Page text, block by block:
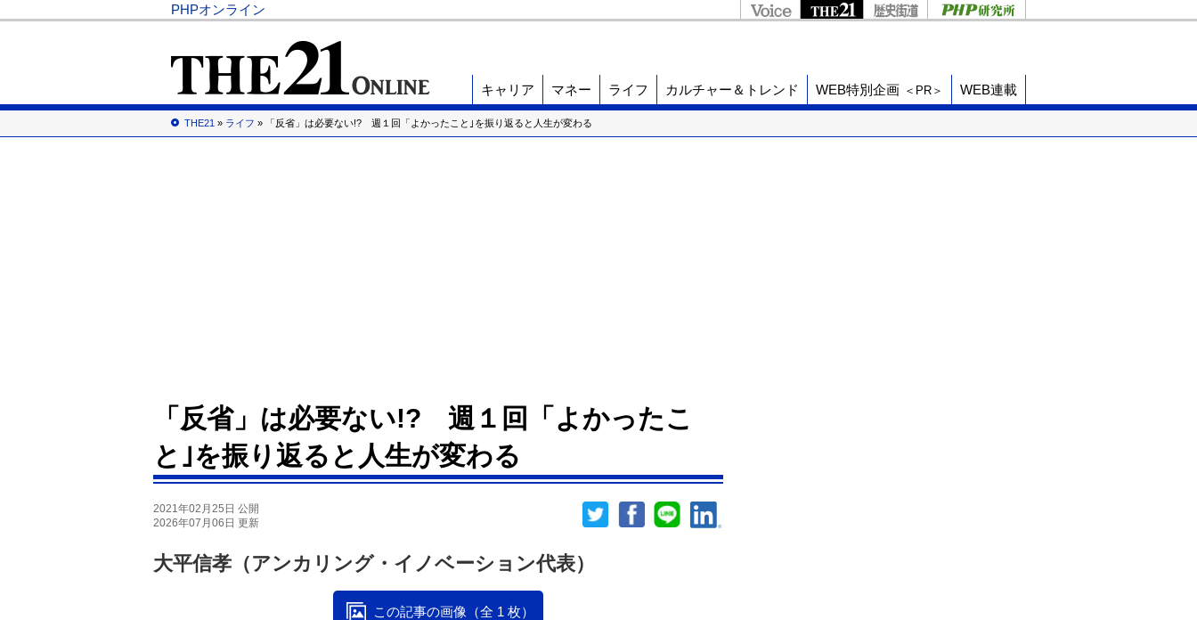
PHPオンライン
キャリア マネー ライフ カルチャー＆トレンド WEB特別企画 ＜PR＞ WEB連載
THE21 » ライフ » 「反省」は必要ない!? 週１回「よかったこと｣を振り返ると人生が変わる
「反省」は必要ない!? 週１回「よかったこ
と｣を振り返ると人生が変わる
2021年02月25日 公開
2026年07月06日 更新
大平信孝（アンカリング・イノベーション代表）
この記事の画像（全 1 枚）